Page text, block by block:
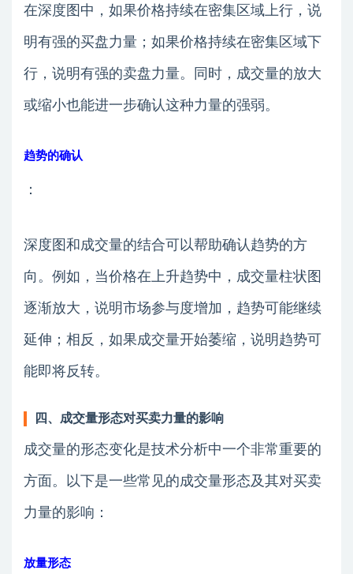
在深度图中，如果价格持续在密集区域上行，说
明有强的买盘力量；如果价格持续在密集区域下
行，说明有强的卖盘力量。同时，成交量的放大
或缩小也能进一步确认这种力量的强弱。
趋势的确认
：
深度图和成交量的结合可以帮助确认趋势的方
向。例如，当价格在上升趋势中，成交量柱状图
逐渐放大，说明市场参与度增加，趋势可能继续
延伸；相反，如果成交量开始萎缩，说明趋势可
能即将反转。
四、成交量形态对买卖力量的影响
成交量的形态变化是技术分析中一个非常重要的
方面。以下是一些常见的成交量形态及其对买卖
力量的影响：
放量形态